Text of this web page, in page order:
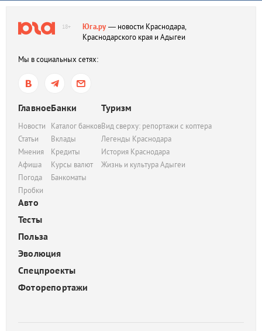
18+ Юга.ру— новости Краснодара,
Краснодарского края и Адыгеи
Мы в социальных сетях:
Главное
Новости
Статьи
Мнения
Афиша
Погода
Пробки
Банки
Каталог банков
Вклады
Кредиты
Курсы валют
Банкоматы
Туризм
Вид сверху: репортажи с коптера
Легенды Краснодара
История Краснодара
Жизнь и культура Адыгеи
Авто
Тесты
Польза
Эволюция
Спецпроекты
Фоторепортажи